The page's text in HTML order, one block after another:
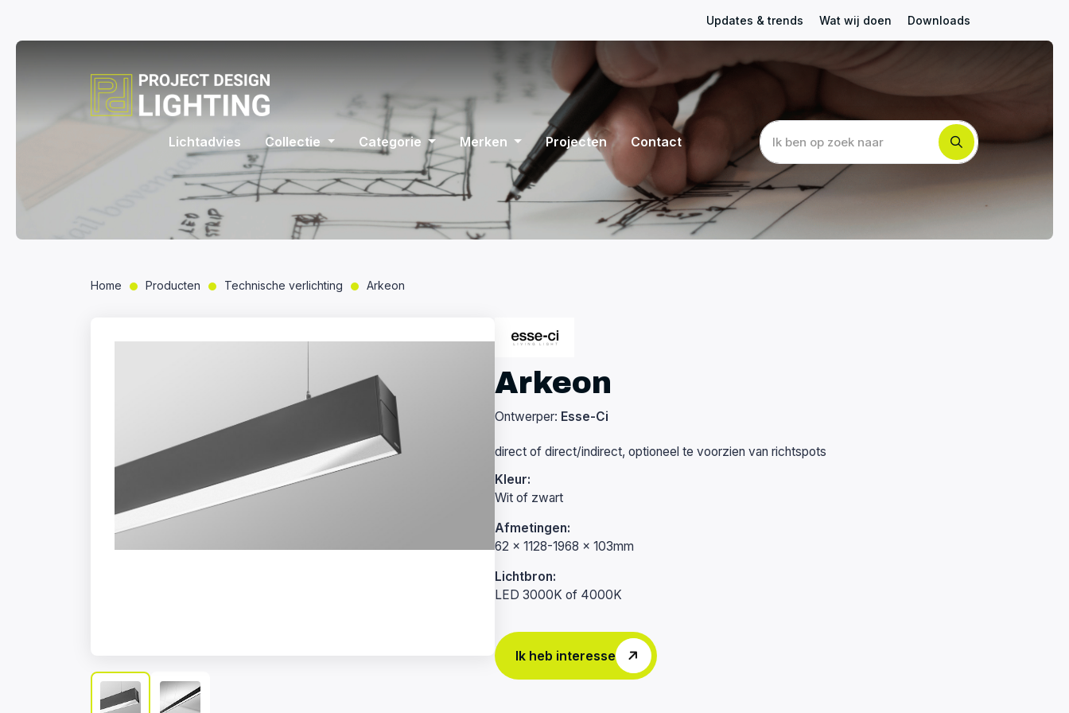
Updates & trends Wat wij doen Downloads
Lichtadvies Collectie Categorie Merken Projecten Contact
Home Producten Technische verlichting Arkeon
Arkeon
Ontwerper: Esse-Ci
direct of direct/indirect, optioneel te voorzien van richtspots
Kleur:
Wit of zwart
Afmetingen:
62 x 1128-1968 x 103mm
Lichtbron:
LED 3000K of 4000K
Ik heb interesse